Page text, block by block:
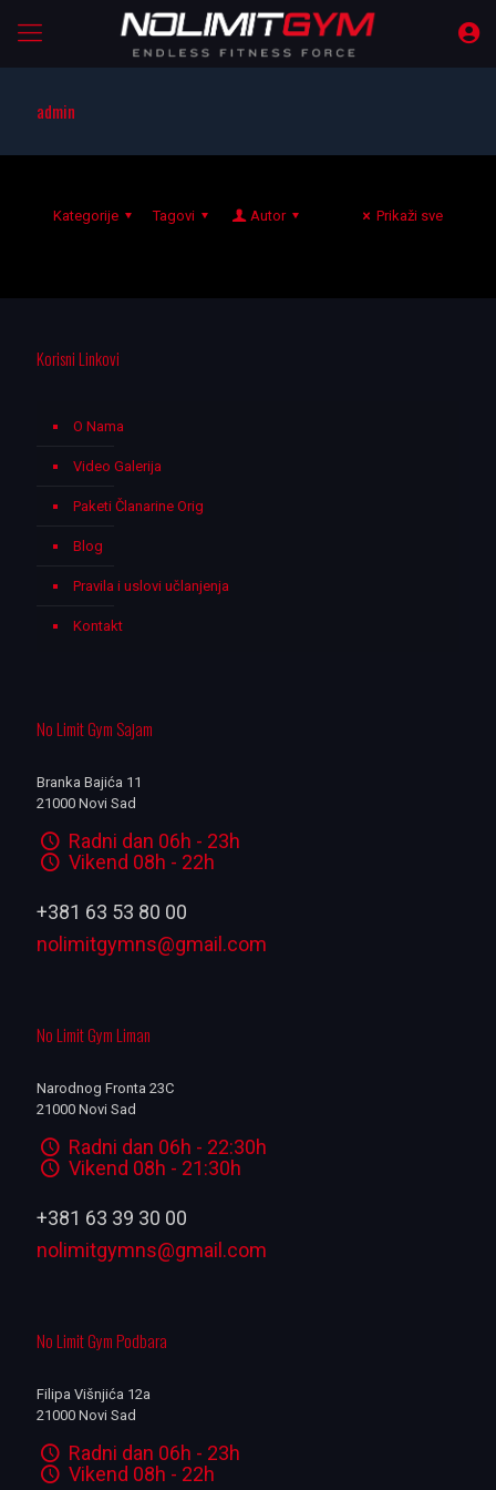
admin
Kategorije Tagovi Autor Prikaži sve
Korisni Linkovi
O Nama
Video Galerija
Paketi Članarine Orig
Blog
Pravila i uslovi učlanjenja
Kontakt
No Limit Gym Sajam
Branka Bajića 11
21000 Novi Sad
Radni dan 06h - 23h
Vikend 08h - 22h
+381 63 53 80 00
nolimitgymns@gmail.com
No Limit Gym Liman
Narodnog Fronta 23C
21000 Novi Sad
Radni dan 06h - 22:30h
Vikend 08h - 21:30h
+381 63 39 30 00
nolimitgymns@gmail.com
No Limit Gym Podbara
Filipa Višnjića 12a
21000 Novi Sad
Radni dan 06h - 23h
Vikend 08h - 22h